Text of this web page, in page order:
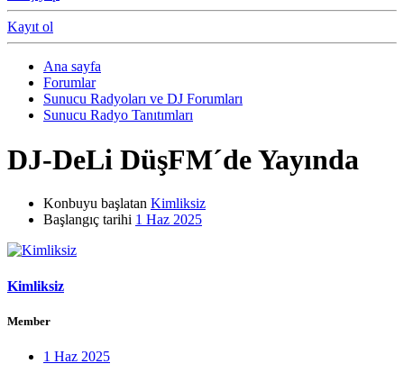
Kayıt ol
Ana sayfa
Forumlar
Sunucu Radyoları ve DJ Forumları
Sunucu Radyo Tanıtımları
DJ-DeLi DüşFM´de Yayında
Konbuyu başlatan Kimliksiz
Başlangıç tarihi 1 Haz 2025
Kimliksiz
Member
1 Haz 2025